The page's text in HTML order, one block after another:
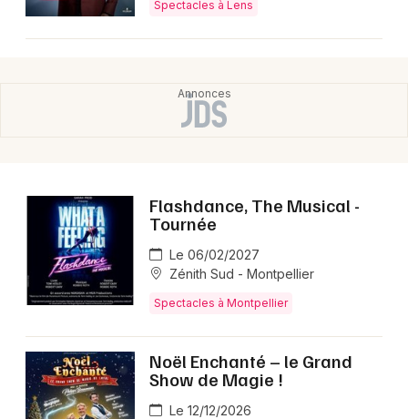
Spectacles à Lens
Flashdance, The Musical -
Tournée
Le 06/02/2027
Zénith Sud - Montpellier
Spectacles à Montpellier
Noël Enchanté – le Grand
Show de Magie !
Le 12/12/2026